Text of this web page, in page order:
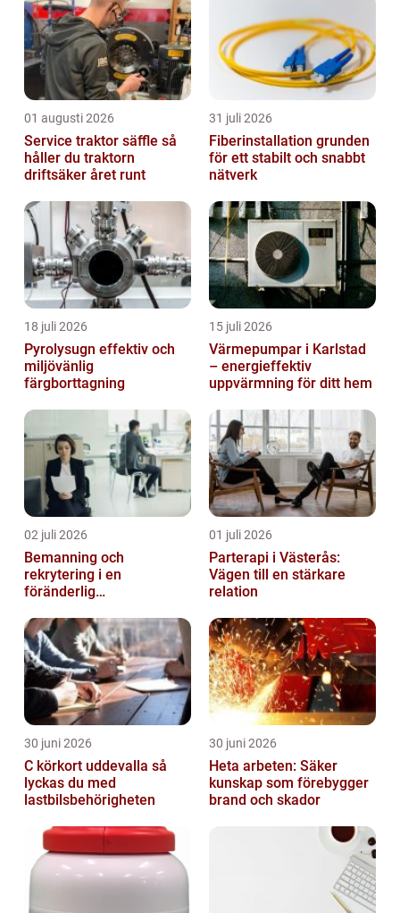
01 augusti 2026
Service traktor säffle så
håller du traktorn
driftsäker året runt
31 juli 2026
Fiberinstallation grunden
för ett stabilt och snabbt
nätverk
18 juli 2026
Pyrolysugn effektiv och
miljövänlig
färgborttagning
15 juli 2026
Värmepumpar i Karlstad
– energieffektiv
uppvärmning för ditt hem
02 juli 2026
Bemanning och
rekrytering i en
föränderlig
01 juli 2026
Parterapi i Västerås:
Vägen till en stärkare
relation
30 juni 2026
C körkort uddevalla så
lyckas du med
lastbilsbehörigheten
30 juni 2026
Heta arbeten: Säker
kunskap som förebygger
brand och skador